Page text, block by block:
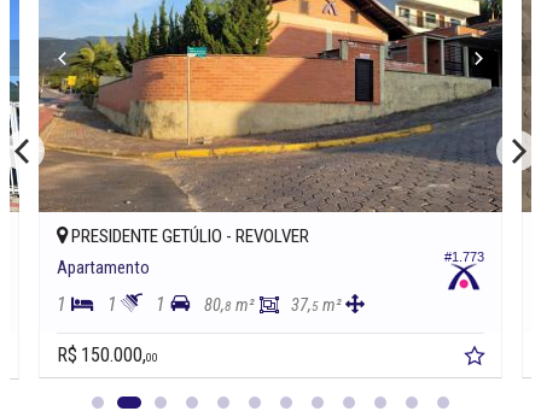
#1.773
PRESIDENTE GETÚLIO - REVOLVER
Apartamento
1 1 1 80,8 m² 37,5 m²
R$ 150.000,00